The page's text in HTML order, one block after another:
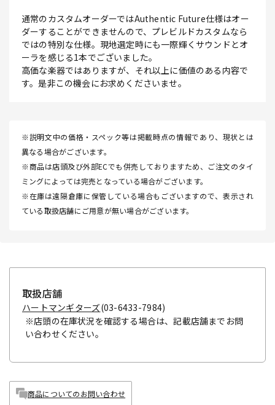
通常のカスタムオーダーではAuthentic Future仕様はオー
ダーすることができませんので、プレビルドカスタムなら
ではの特別な仕様。現地選定時にも一際輝くサウンドとオ
ーラを感じる1本でございました。
高価な楽器ではありますが、それ以上に価値のある内容で
す。是非この機会にお求めくださいませ。
※説明文中の価格・スペック等は掲載時点の情報であり、現状とは
異なる場合がございます。
※商品は店頭及び外部ECでも併売しておりますため、ご注文のタイ
ミングによっては完売となっている場合がございます。
※在庫は遠隔倉庫に保管している場合もございますので、表示され
ている取扱店舗にご用意が無い場合がございます。
取扱店舗
ハートマンギターズ(03-6433-7984)
※店頭の在庫状況を確認する場合は、記載店舗までお問
い合わせください。
商品についてのお問い合わせ